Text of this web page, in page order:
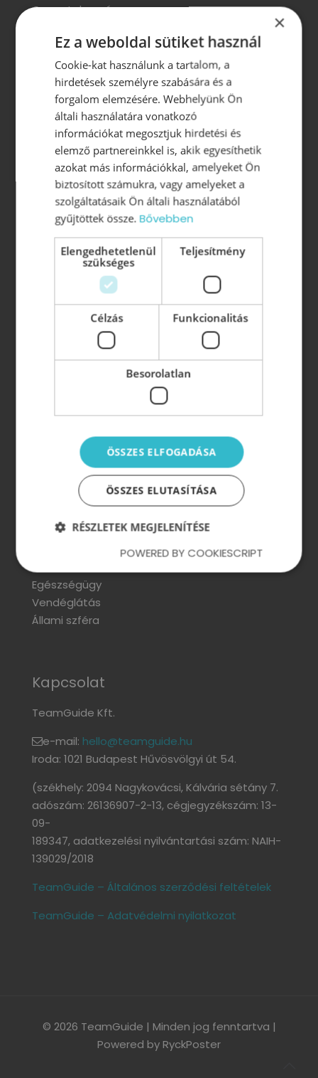
Csapatelemzés
Jelöltanalízis
Onboarding(új munkatárs beillesztése a
szervezetbe)
Wellbeing szolgáltatások
Vezetőképzés
Vezetői Akadémia
Vezetői tréning
Vezetői konzultáció
Vezetői könyvek:
Z-HATÁS: A vezetés új korszaka
Beosztottból szövetséges
A motivált munkatárs létezik
Vezetőképzés, szervezetfejlesztés, motiválás
Szektorok
Ipar és gyártás
Pénzügy
Technológia, kutatás és fejlesztés
Egészségügy
Vendéglátás
Állami szféra
Kapcsolat
TeamGuide Kft.
e-mail: hello@teamguide.hu
Iroda: 1021 Budapest Hűvösvölgyi út 54.
(székhely: 2094 Nagykovácsi, Kálvária sétány 7.
adószám: 26136907-2-13, cégjegyzékszám: 13-
09-
189347, adatkezelési nyilvántartási szám: NAIH-
139029/2018
TeamGuide – Általános szerződési feltételek
TeamGuide – Adatvédelmi nyilatkozat
© 2026 TeamGuide | Minden jog fenntartva |
Powered by RyckPoster
×
Ez a weboldal sütiket használ
Cookie-kat használunk a tartalom, a
hirdetések személyre szabására és a
forgalom elemzésére. Webhelyünk Ön
általi használatára vonatkozó
információkat megosztjuk hirdetési és
elemző partnereinkkel is, akik egyesíthetik
azokat más információkkal, amelyeket Ön
biztosított számukra, vagy amelyeket a
szolgáltatásaik Ön általi használatából
gyűjtöttek össze.Bővebben
Elengedhetetlenül
szükséges
Teljesítmény
Célzás Funkcionalitás
Besorolatlan
ÖSSZES ELFOGADÁSA
ÖSSZES ELUTASÍTÁSA
RÉSZLETEK MEGJELENÍTÉSE
POWERED BY COOKIESCRIPT